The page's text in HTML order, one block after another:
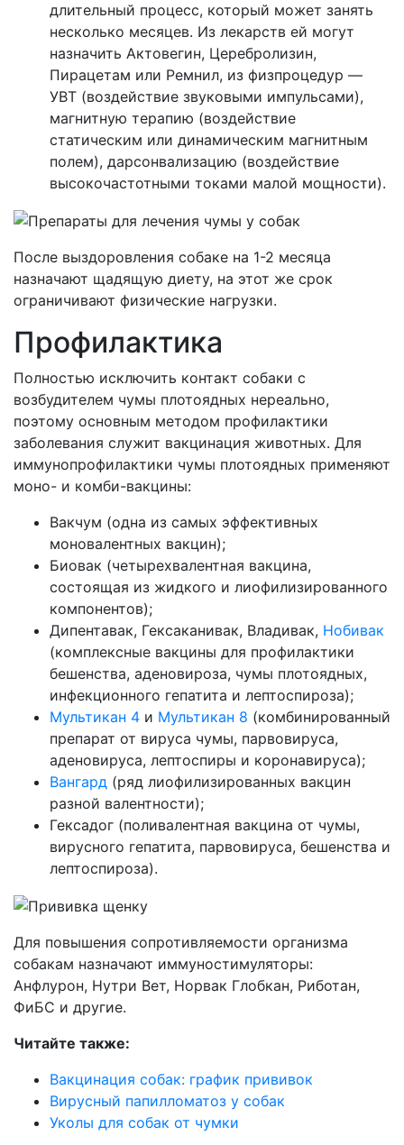
длительный процесс, который может занять
несколько месяцев. Из лекарств ей могут
назначить Актовегин, Церебролизин,
Пирацетам или Ремнил, из физпроцедур ―
УВТ (воздействие звуковыми импульсами),
магнитную терапию (воздействие
статическим или динамическим магнитным
полем), дарсонвализацию (воздействие
высокочастотными токами малой мощности).
После выздоровления собаке на 1-2 месяца
назначают щадящую диету, на этот же срок
ограничивают физические нагрузки.
Профилактика
Полностью исключить контакт собаки с
возбудителем чумы плотоядных нереально,
поэтому основным методом профилактики
заболевания служит вакцинация животных. Для
иммунопрофилактики чумы плотоядных применяют
моно- и комби-вакцины:
Вакчум (одна из самых эффективных
моновалентных вакцин);
Биовак (четырехвалентная вакцина,
состоящая из жидкого и лиофилизированного
компонентов);
Дипентавак, Гексаканивак, Владивак, Нобивак
(комплексные вакцины для профилактики
бешенства, аденовироза, чумы плотоядных,
инфекционного гепатита и лептоспироза);
Мультикан 4 и Мультикан 8 (комбинированный
препарат от вируса чумы, парвовируса,
аденовируса, лептоспиры и коронавируса);
Вангард (ряд лиофилизированных вакцин
разной валентности);
Гексадог (поливалентная вакцина от чумы,
вирусного гепатита, парвовируса, бешенства и
лептоспироза).
Для повышения сопротивляемости организма
собакам назначают иммуностимуляторы:
Анфлурон, Нутри Вет, Норвак Глобкан, Риботан,
ФиБС и другие.
Читайте также:
Вакцинация собак: график прививок
Вирусный папилломатоз у собак
Уколы для собак от чумки